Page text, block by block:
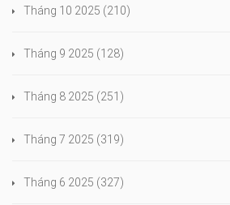
Tháng 10 2025 (210)
Tháng 9 2025 (128)
Tháng 8 2025 (251)
Tháng 7 2025 (319)
Tháng 6 2025 (327)